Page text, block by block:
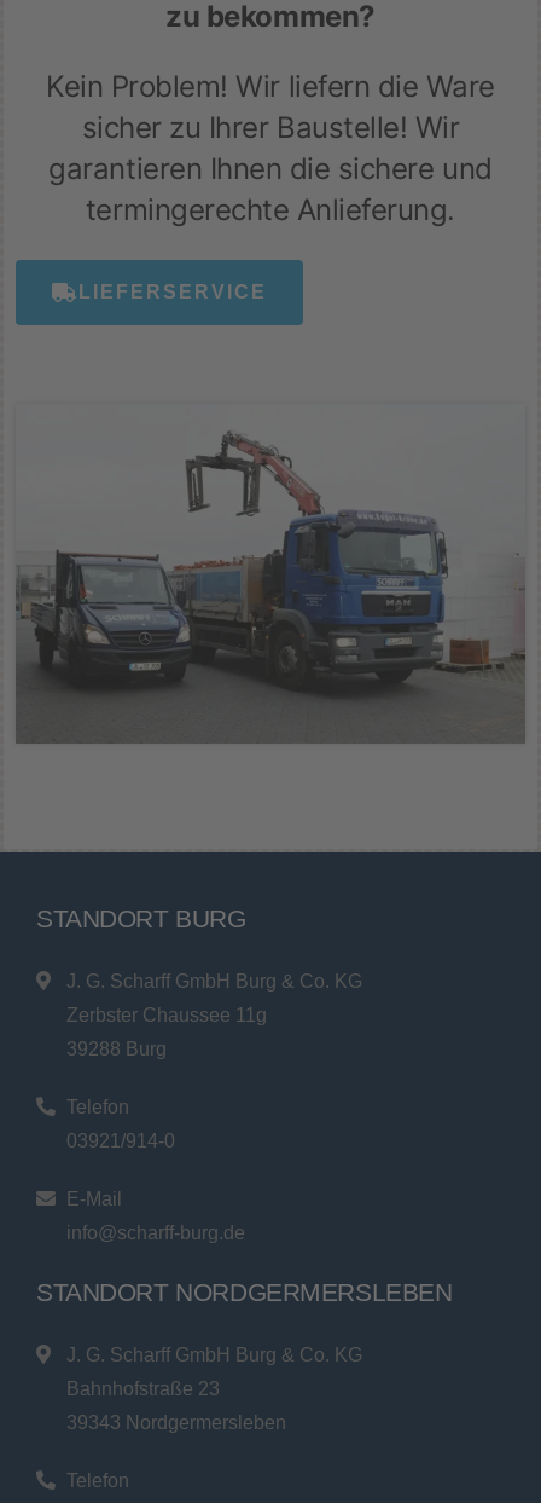
zu bekommen?
Kein Problem! Wir liefern die Ware
sicher zu Ihrer Baustelle! Wir
garantieren Ihnen die sichere und
termingerechte Anlieferung.
LIEFERSERVICE
STANDORT BURG
J. G. Scharff GmbH Burg & Co. KG
Zerbster Chaussee 11g
39288 Burg
Telefon
03921/914-0
E-Mail
info@scharff-burg.de
STANDORT NORDGERMERSLEBEN
J. G. Scharff GmbH Burg & Co. KG
Bahnhofstraße 23
39343 Nordgermersleben
Telefon